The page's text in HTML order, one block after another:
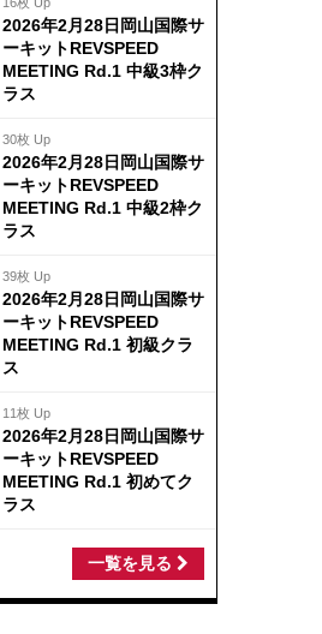
2026年2月28日岡山国際サ
ーキットREVSPEED
MEETING Rd.1 中級3枠ク
ラス
30枚 Up
2026年2月28日岡山国際サ
ーキットREVSPEED
MEETING Rd.1 中級2枠ク
ラス
39枚 Up
2026年2月28日岡山国際サ
ーキットREVSPEED
MEETING Rd.1 初級クラ
ス
11枚 Up
2026年2月28日岡山国際サ
ーキットREVSPEED
MEETING Rd.1 初めてク
ラス
一覧を見る